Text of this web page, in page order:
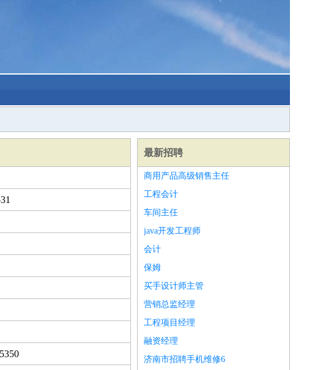
最新招聘
商用产品高级销售主任
工程会计
车间主任
java开发工程师
会计
保姆
买手设计师主管
营销总监经理
工程项目经理
融资经理
济南市招聘手机维修6